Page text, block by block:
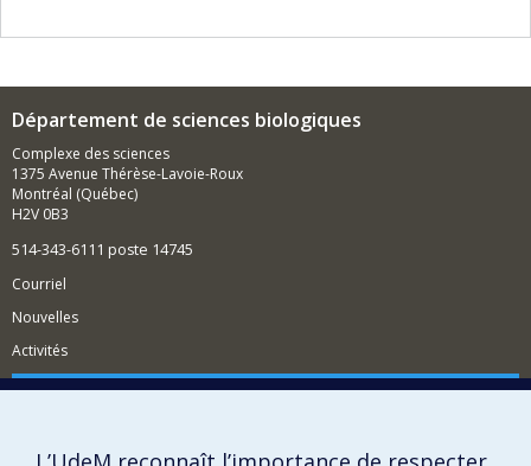
numériques permettant de prédire la structure
observations empiriques sont
Département de sciences biologiques
Complexe des sciences
1375 Avenue Thérèse-Lavoie-Roux
Montréal (Québec)
H2V 0B3
514-343-6111 poste 14745
Courriel
Nouvelles
Activités
Comment soutenir le Département?